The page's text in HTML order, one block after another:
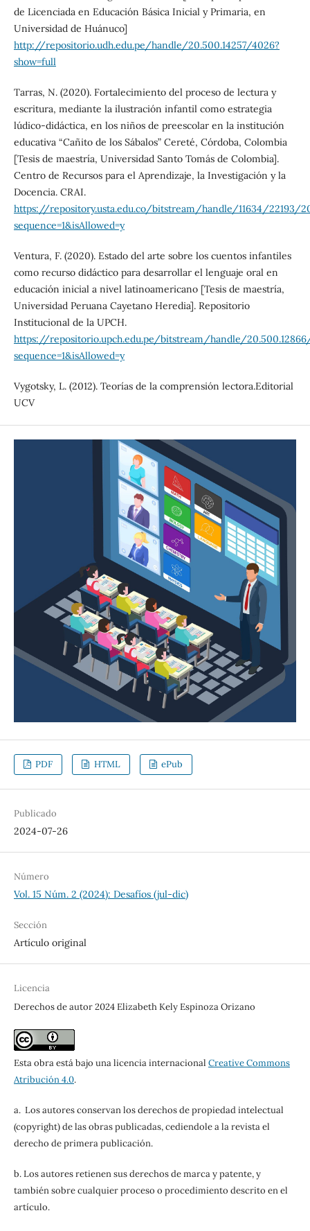
de Licenciada en Educación Básica Inicial y Primaria, en
Universidad de Huánuco]
http://repositorio.udh.edu.pe/handle/20.500.14257/4026?
show=full
Tarras, N. (2020). Fortalecimiento del proceso de lectura y
escritura, mediante la ilustración infantil como estrategia
lúdico-didáctica, en los niños de preescolar en la institución
educativa “Cañito de los Sábalos” Cereté, Córdoba, Colombia
[Tesis de maestría, Universidad Santo Tomás de Colombia].
Centro de Recursos para el Aprendizaje, la Investigación y la
Docencia. CRAI.
https://repository.usta.edu.co/bitstream/handle/11634/22193/
sequence=1&isAllowed=y
Ventura, F. (2020). Estado del arte sobre los cuentos infantiles
como recurso didáctico para desarrollar el lenguaje oral en
educación inicial a nivel latinoamericano [Tesis de maestría,
Universidad Peruana Cayetano Heredia]. Repositorio
Institucional de la UPCH.
https://repositorio.upch.edu.pe/bitstream/handle/
sequence=1&isAllowed=y
Vygotsky, L. (2012). Teorías de la comprensión lectora.Editorial
UCV
PDF HTML ePub
Publicado
2024-07-26
Número
Vol. 15 Núm. 2 (2024): Desafíos (jul-dic)
Sección
Artículo original
Licencia
Derechos de autor 2024 Elizabeth Kely Espinoza Orizano
Esta obra está bajo una licencia internacional Creative Commons
Atribución 4.0.
a. Los autores conservan los derechos de propiedad intelectual
(copyright) de las obras publicadas, cediendole a la revista el
derecho de primera publicación.
b. Los autores retienen sus derechos de marca y patente, y
también sobre cualquier proceso o procedimiento descrito en el
artículo.